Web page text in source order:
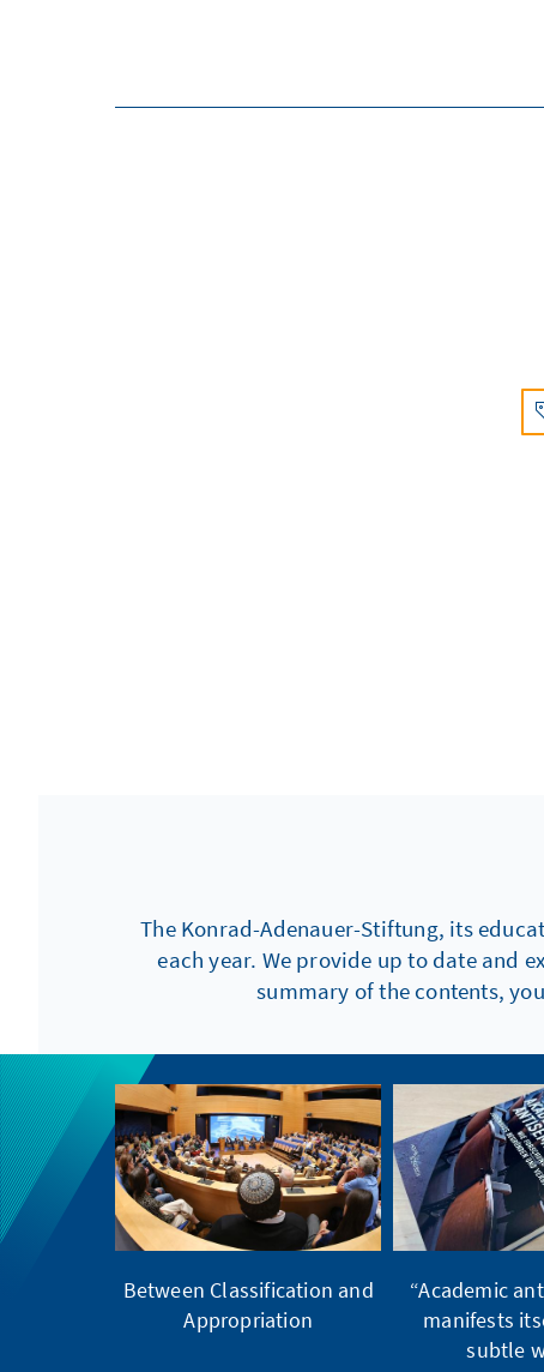
The Konrad-Adenauer-Stiftung, its
each year. We provide up to date and
summary of the contents,
Between Classification and
Appropriation
“Academic
manifests
subtle